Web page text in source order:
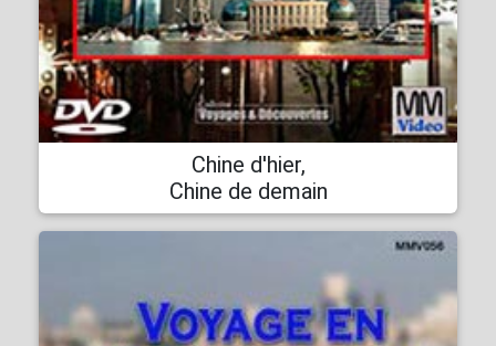
Chine d'hier,
Chine de demain